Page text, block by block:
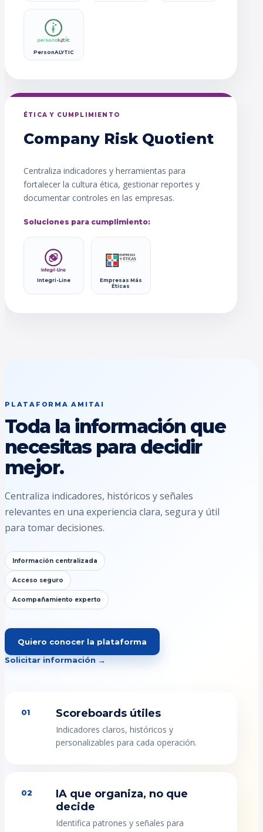
PersonALYTIC
ÉTICA Y CUMPLIMIENTO
Company Risk Quotient
Centraliza indicadores y herramientas para
fortalecer la cultura ética, gestionar reportes y
documentar controles en las empresas.
Soluciones para cumplimiento:
Integri-Line
Empresas Más
Éticas
PLATAFORMA AMITAI
Toda la información que
necesitas para decidir
mejor.
Centraliza indicadores, históricos y señales
relevantes en una experiencia clara, segura y útil
para tomar decisiones.
Información centralizada
Acceso seguro
Acompañamiento experto
Quiero conocer la plataforma
Solicitar información →
01 Scoreboards útiles
Indicadores claros, históricos y
personalizables para cada operación.
02
IA que organiza, no que
decide
Identifica patrones y señales para